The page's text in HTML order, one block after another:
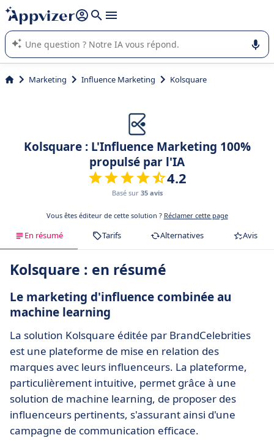
répondre (plusieurs lignes avec
L'IA de Appvizer vous guide dans l'utilisation ou la sélection de
logiciel SaaS en entreprise.
Marketing Influence Marketing Kolsquare
Kolsquare : L'Influence Marketing 100%
propulsé par l'IA
4.2
Basé sur 35 avis
Vous êtes éditeur de cette solution ? Réclamer cette page
En résumé Tarifs Alternatives Avis
Kolsquare : en résumé
Le marketing d'influence combinée au
machine learning
La solution Kolsquare éditée par BrandCelebrities
est une plateforme de mise en relation des
marques avec leurs influenceurs. La plateforme,
particulièrement intuitive, permet grâce à une
solution de machine learning, de proposer des
influenceurs pertinents, s'assurant ainsi d'une
campagne de communication efficace.